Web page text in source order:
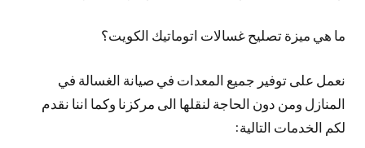
ما هي ميزة تصليح غسالات اتوماتيك الكويت؟
نعمل على توفير جميع المعدات في صيانة الغسالة في
المنازل ومن دون الحاجة لنقلها الى مركزنا وكما اننا نقدم
لكم الخدمات التالية: